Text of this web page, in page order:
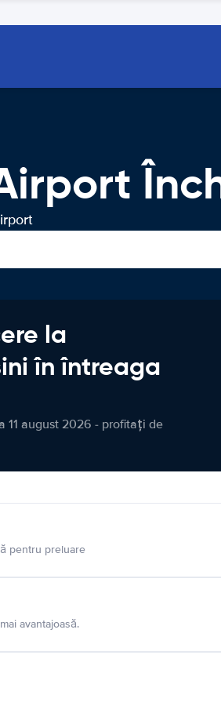
la
în întreaga
11 august 2026 - profitați de
pentru preluare
avantajoasă.